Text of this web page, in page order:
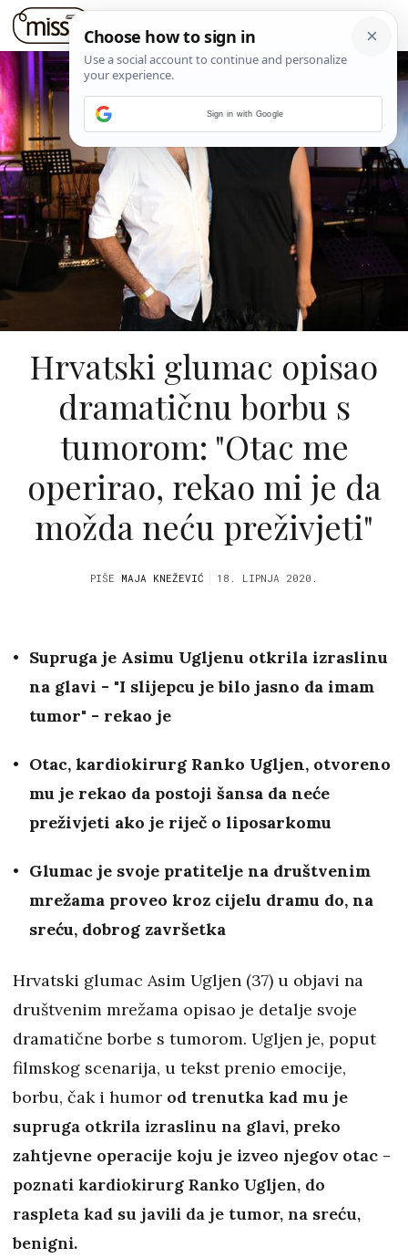
Hrvatski glumac opisao
dramatičnu borbu s
tumorom: "Otac me
operirao, rekao mi je da
možda neću preživjeti"
PIŠE MAJA KNEŽEVIĆ 18. LIPNJA 2020.
Supruga je Asimu Ugljenu otkrila izraslinu
na glavi - "I slijepcu je bilo jasno da imam
tumor" - rekao je
Otac, kardiokirurg Ranko Ugljen, otvoreno
mu je rekao da postoji šansa da neće
preživjeti ako je riječ o liposarkomu
Glumac je svoje pratitelje na društvenim
mrežama proveo kroz cijelu dramu do, na
sreću, dobrog završetka
Hrvatski glumac Asim Ugljen (37) u objavi na
društvenim mrežama opisao je detalje svoje
dramatične borbe s tumorom. Ugljen je, poput
filmskog scenarija, u tekst prenio emocije,
borbu, čak i humor od trenutka kad mu je
supruga otkrila izraslinu na glavi, preko
zahtjevne operacije koju je izveo njegov otac -
poznati kardiokirurg Ranko Ugljen, do
raspleta kad su javili da je tumor, na sreću,
benigni.
Sign in with Google